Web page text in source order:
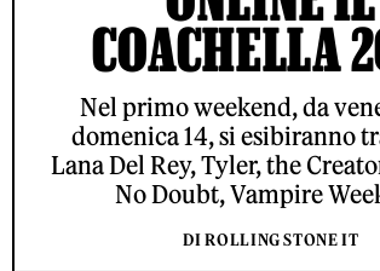
COACHELLA
Nel primo weekend, da
domenica 14, si esibiranno
Lana Del Rey, Tyler, the
No Doubt, Vampire
DI ROLLING STONE IT